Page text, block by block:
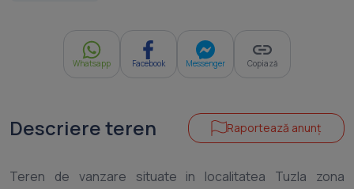
Whatsapp Facebook Messenger Copiază
Descriere teren Raportează anunț
Teren de vanzare situate in localitatea Tuzla zona